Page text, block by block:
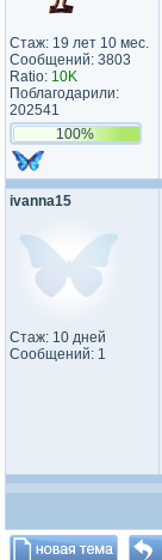
Стаж: 19 лет 10 мес.
Сообщений: 3803
Ratio: 10K
Поблагодарили:
202541
100%
ivanna15
Стаж: 10 дней
Сообщений: 1